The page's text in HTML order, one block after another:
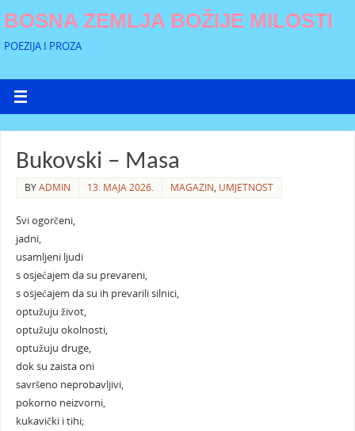
BOSNA ZEMLJA BOŽIJE MILOSTI
POEZIJA I PROZA
Bukovski – Masa
BYADMIN 13. MAJA 2026. MAGAZIN, UMJETNOST
Svi ogorčeni,
jadni,
usamljeni ljudi
s osjećajem da su prevareni,
s osjećajem da su ih prevarili silnici,
optužuju život,
optužuju okolnosti,
optužuju druge,
dok su zaista oni
savršeno neprobavljivi,
pokorno neizvorni,
kukavički i tihi;